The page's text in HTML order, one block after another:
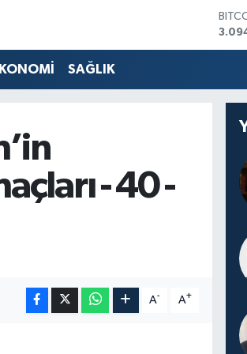
SAĞLIK
- 40 -
A- A+